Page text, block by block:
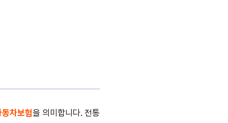
차보험을 의미합니다. 전통